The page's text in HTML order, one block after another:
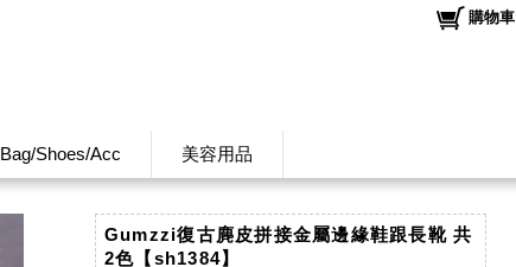
Bag/Shoes/Acc 美容用品
購物車
Gumzzi復古麂皮拼接金屬邊緣鞋跟長靴 共
2色【sh1384】